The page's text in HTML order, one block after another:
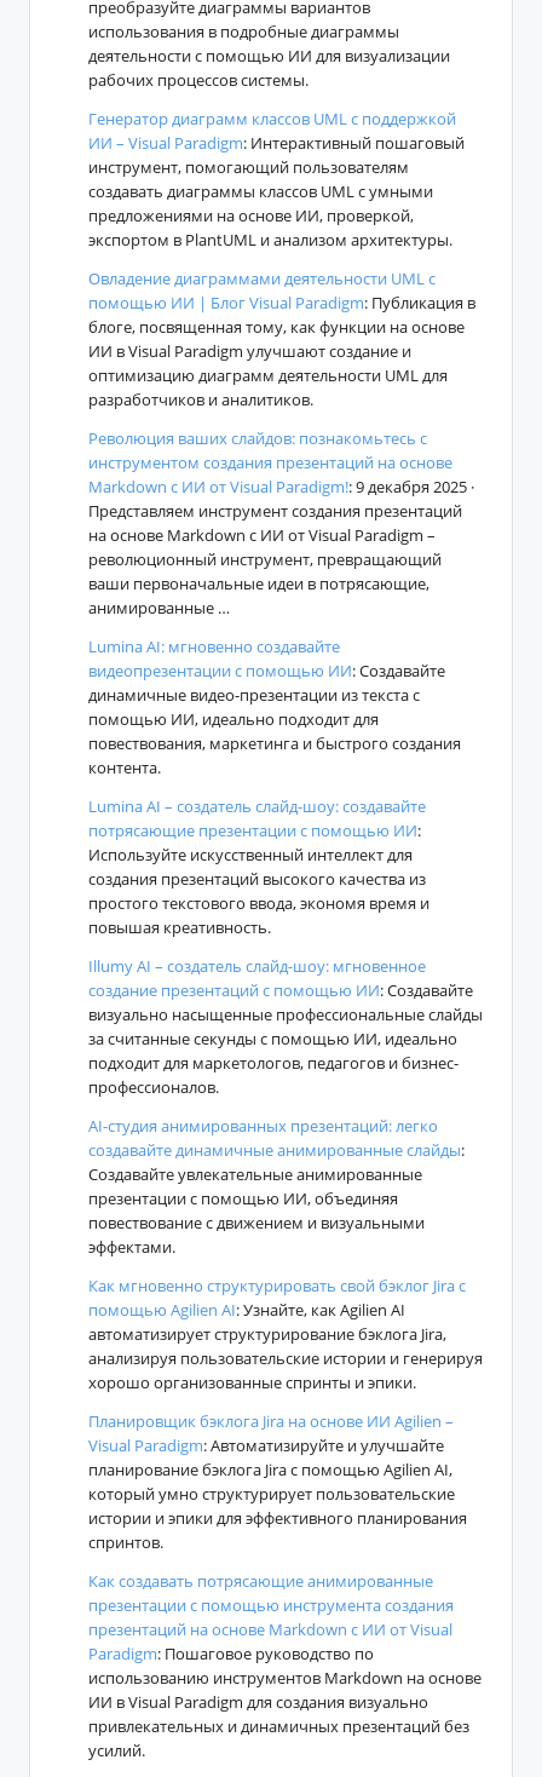
преобразуйте диаграммы вариантов
использования в подробные диаграммы
деятельности с помощью ИИ для визуализации
рабочих процессов системы.
Генератор диаграмм классов UML с поддержкой
ИИ – Visual Paradigm: Интерактивный пошаговый
инструмент, помогающий пользователям
создавать диаграммы классов UML с умными
предложениями на основе ИИ, проверкой,
экспортом в PlantUML и анализом архитектуры.
Овладение диаграммами деятельности UML с
помощью ИИ | Блог Visual Paradigm: Публикация в
блоге, посвященная тому, как функции на основе
ИИ в Visual Paradigm улучшают создание и
оптимизацию диаграмм деятельности UML для
разработчиков и аналитиков.
Революция ваших слайдов: познакомьтесь с
инструментом создания презентаций на основе
Markdown с ИИ от Visual Paradigm!: 9 декабря 2025 ·
Представляем инструмент создания презентаций
на основе Markdown с ИИ от Visual Paradigm –
революционный инструмент, превращающий
ваши первоначальные идеи в потрясающие,
анимированные …
Lumina AI: мгновенно создавайте
видеопрезентации с помощью ИИ: Создавайте
динамичные видео-презентации из текста с
помощью ИИ, идеально подходит для
повествования, маркетинга и быстрого создания
контента.
Lumina AI – создатель слайд-шоу: создавайте
потрясающие презентации с помощью ИИ:
Используйте искусственный интеллект для
создания презентаций высокого качества из
простого текстового ввода, экономя время и
повышая креативность.
Illumy AI – создатель слайд-шоу: мгновенное
создание презентаций с помощью ИИ: Создавайте
визуально насыщенные профессиональные слайды
за считанные секунды с помощью ИИ, идеально
подходит для маркетологов, педагогов и бизнес-
профессионалов.
AI-студия анимированных презентаций: легко
создавайте динамичные анимированные слайды:
Создавайте увлекательные анимированные
презентации с помощью ИИ, объединяя
повествование с движением и визуальными
эффектами.
Как мгновенно структурировать свой бэклог Jira с
помощью Agilien AI: Узнайте, как Agilien AI
автоматизирует структурирование бэклога Jira,
анализируя пользовательские истории и генерируя
хорошо организованные спринты и эпики.
Планировщик бэклога Jira на основе ИИ Agilien –
Visual Paradigm: Автоматизируйте и улучшайте
планирование бэклога Jira с помощью Agilien AI,
который умно структурирует пользовательские
истории и эпики для эффективного планирования
спринтов.
Как создавать потрясающие анимированные
презентации с помощью инструмента создания
презентаций на основе Markdown с ИИ от Visual
Paradigm: Пошаговое руководство по
использованию инструментов Markdown на основе
ИИ в Visual Paradigm для создания визуально
привлекательных и динамичных презентаций без
усилий.